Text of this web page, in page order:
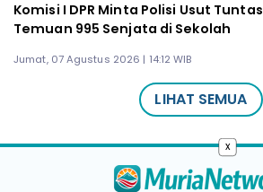
Komisi I DPR Minta Polisi Usut Tuntas
Temuan 995 Senjata di Sekolah
Jumat, 07 Agustus 2026 | 14:12 WIB
LIHAT SEMUA
x